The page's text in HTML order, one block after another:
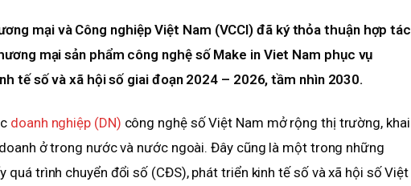
mại và Công nghiệp Việt Nam (VCCI) đã ký thỏa thuận hợp tác
mại sản phẩm công nghệ số Make in Viet Nam phục vụ
tế số và xã hội số giai đoạn 2024 – 2026, tầm nhìn 2030.
doanh nghiệp (DN) công nghệ số Việt Nam mở rộng thị trường, khai
ở trong nước và nước ngoài. Đây cũng là một trong những
quá trình chuyển đổi số (CĐS), phát triển kinh tế số và xã hội số Việt